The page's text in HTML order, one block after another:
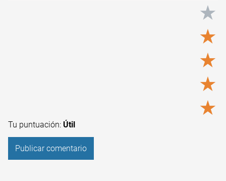
★
★
★
★
★
Tu puntuación: Útil